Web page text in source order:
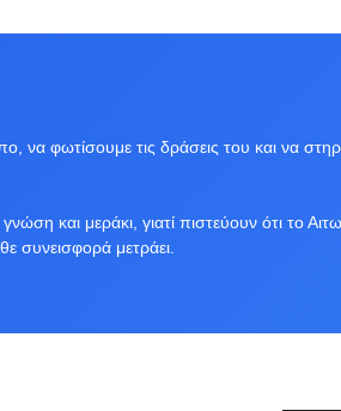
φωτίσουμε τις δράσεις του και να
και μεράκι, γιατί πιστεύουν ότι το
συνεισφορά μετράει.